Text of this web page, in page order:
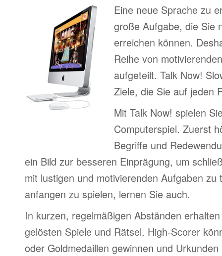
Eine neue Sprache zu
große Aufgabe, die Sie
erreichen können.
Reihe von
aufgeteilt. Talk Now!
Ziele, die Sie auf jeden
Mit Talk Now! spielen
Computerspiel. Zuerst
Begriffe und
ein Bild zur besseren Einprägung, um
mit lustigen und motivierenden Aufgaben zu
anfangen zu spielen, lernen Sie auch.
In kurzen, regelmäßigen Abständen
gelösten Spiele und Rätsel. High-Scorer
oder Goldmedaillen gewinnen und